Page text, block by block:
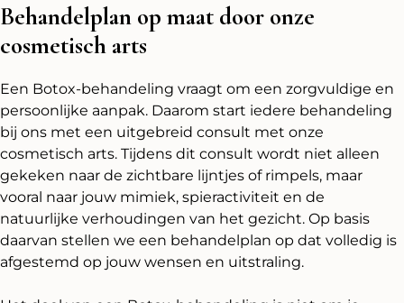
Behandelplan op maat door onze
cosmetisch arts
Een Botox-behandeling vraagt om een zorgvuldige en
persoonlijke aanpak. Daarom start iedere behandeling
bij ons met een uitgebreid consult met onze
cosmetisch arts. Tijdens dit consult wordt niet alleen
gekeken naar de zichtbare lijntjes of rimpels, maar
vooral naar jouw mimiek, spieractiviteit en de
natuurlijke verhoudingen van het gezicht. Op basis
daarvan stellen we een behandelplan op dat volledig is
afgestemd op jouw wensen en uitstraling.